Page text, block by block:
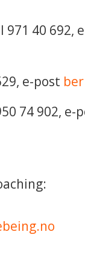
40 692,
e-post
74 902, e-